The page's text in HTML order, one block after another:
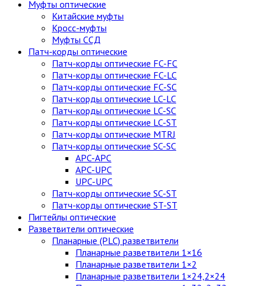
Муфты оптические
Китайские муфты
Кросс-муфты
Муфты ССД
Патч-корды оптические
Патч-корды оптические FC-FC
Патч-корды оптические FC-LC
Патч-корды оптические FC-SC
Патч-корды оптические LC-LC
Патч-корды оптические LC-SC
Патч-корды оптические LC-ST
Патч-корды оптические MTRJ
Патч-корды оптические SC-SC
APC-APC
APC-UPC
UPC-UPC
Патч-корды оптические SC-ST
Патч-корды оптические ST-ST
Пигтейлы оптические
Разветвители оптические
Планарные (PLC) разветвители
Планарные разветвители 1×16
Планарные разветвители 1×2
Планарные разветвители 1×24,2×24